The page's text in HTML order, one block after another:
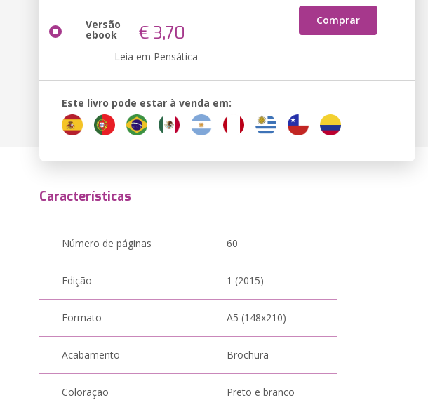
Comprar
Versão
ebook € 3,70
Leia em Pensática
Este livro pode estar à venda em:
Características
Número de páginas 60
Edição 1 (2015)
Formato A5 (148x210)
Acabamento Brochura
Coloração Preto e branco